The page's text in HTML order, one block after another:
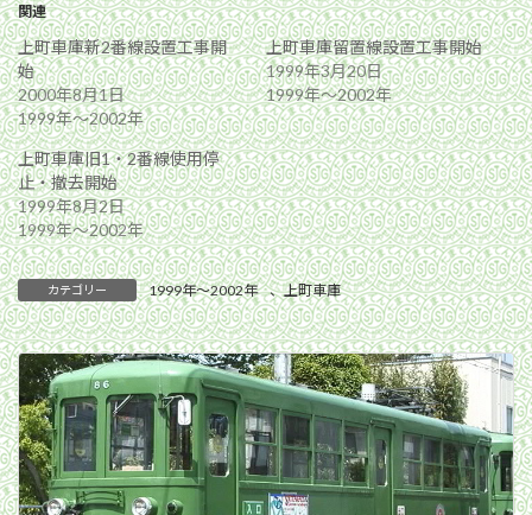
関連
上町車庫新2番線設置工事開
始
2000年8月1日
1999年〜2002年
上町車庫留置線設置工事開始
1999年3月20日
1999年〜2002年
上町車庫旧1・2番線使用停
止・撤去開始
1999年8月2日
1999年〜2002年
カテゴリー 1999年〜2002年 、上町車庫